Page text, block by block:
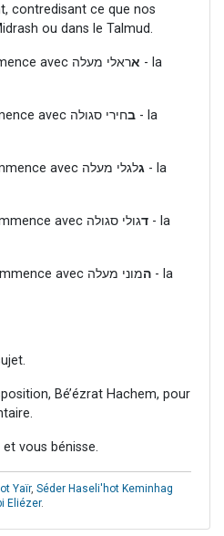
contredisant ce que nos
ou dans le Talmud.
avec אראלי מעלה - la
avec בחירי סגולה - la
avec גלגלי מעלה - la
avec דגולי סגולה - la
avec המוני מעלה - la
Bé’ézrat Hachem, pour
vous bénisse.
Yaïr, Séder Haseli'hot Keminhag
Eliézer.